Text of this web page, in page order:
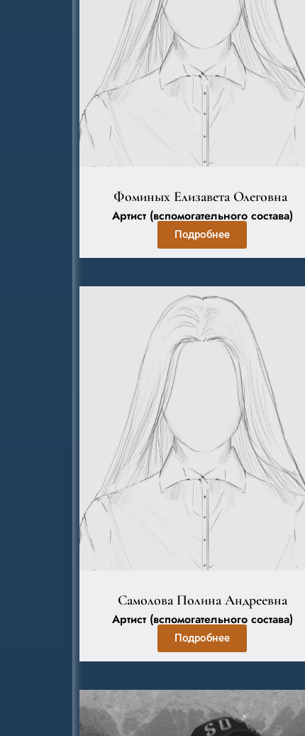
Фоминых Елизавета Олеговна
Артист (вспомогательного состава)
Подробнее
Самолова Полина Андреевна
Артист (вспомогательного состава)
Подробнее